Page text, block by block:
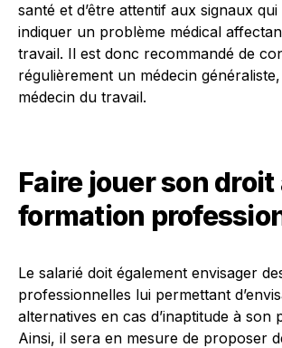
santé et d’être attentif aux signaux
indiquer un problème médical
travail. Il est donc recommandé de
régulièrement un médecin
médecin du travail.
Faire jouer son droit
formation
Le salarié doit également envisager
professionnelles lui permettant
alternatives en cas d’inaptitude à son
Ainsi, il sera en mesure de proposer